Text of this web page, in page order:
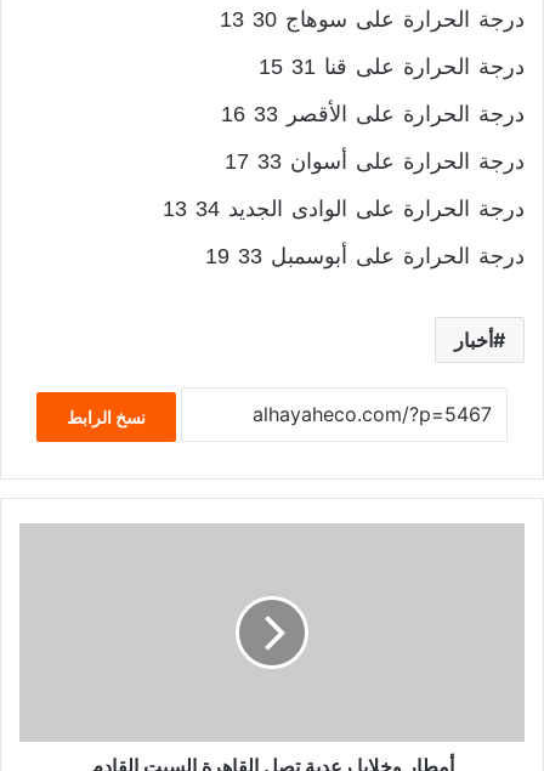
درجة الحرارة على سوهاج 30 13
درجة الحرارة على قنا 31 15
درجة الحرارة على الأقصر 33 16
درجة الحرارة على أسوان 33 17
درجة الحرارة على الوادى الجديد 34 13
درجة الحرارة على أبوسمبل 33 19
أخبار
نسخ الرابط